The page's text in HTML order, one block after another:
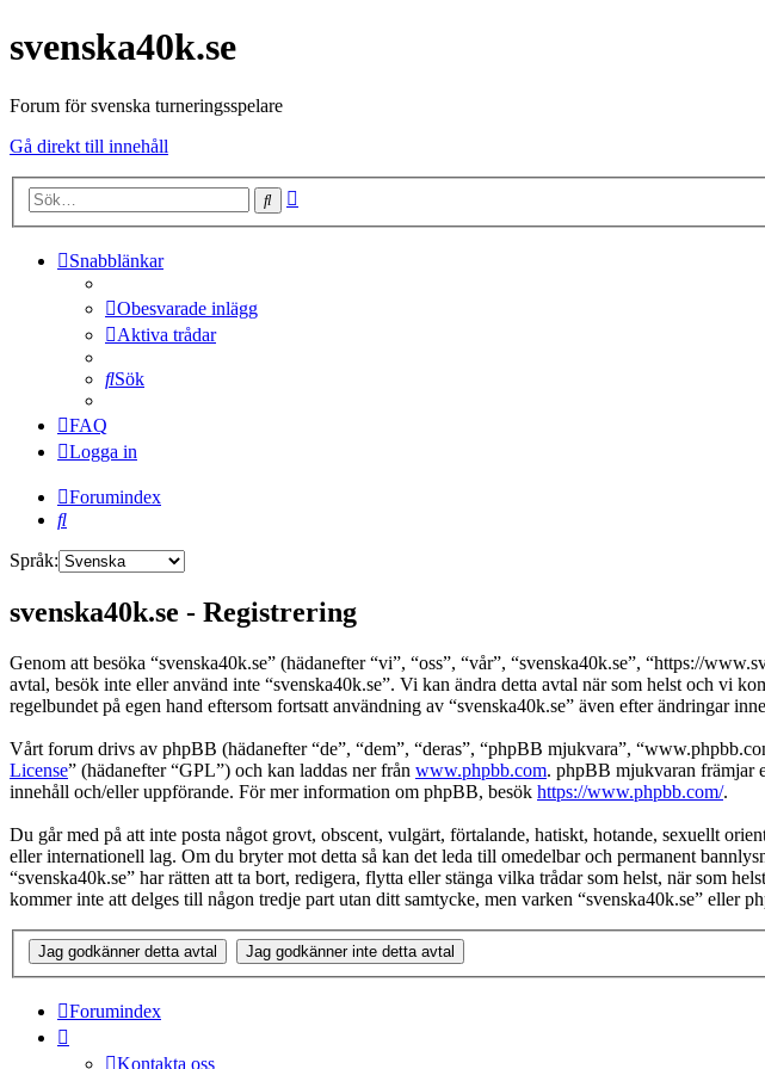
svenska40k.se
Forum för svenska turneringsspelare
Gå direkt till innehåll
Sök
Snabblänkar
Obesvarade inlägg
Aktiva trådar
Sök
FAQ
Logga in
Forumindex
Sök
Språk:
svenska40k.se - Registrering
Genom att besöka “svenska40k.se” (hädanefter “vi”, “oss”, “vår”, “svenska40k.se”, “https://
avtal, besök inte eller använd inte “svenska40k.se”. Vi kan ändra detta avtal när som helst och vi
regelbundet på egen hand eftersom fortsatt användning av “svenska40k.se” även efter ändringar
Vårt forum drivs av phpBB (hädanefter “de”, “dem”, “deras”, “phpBB mjukvara”,
License” (hädanefter “GPL”) och kan laddas ner från www.phpbb.com. phpBB mjukvaran främjar
innehåll och/eller uppförande. För mer information om phpBB, besök https://www.phpbb.com/.
Du går med på att inte posta något grovt, obscent, vulgärt, förtalande, hatiskt, hotande, sexuellt
eller internationell lag. Om du bryter mot detta så kan det leda till omedelbar och permanent
“svenska40k.se” har rätten att ta bort, redigera, flytta eller stänga vilka trådar som helst, när som
kommer inte att delges till någon tredje part utan ditt samtycke, men varken “svenska40k.se”
Forumindex
Kontakta oss